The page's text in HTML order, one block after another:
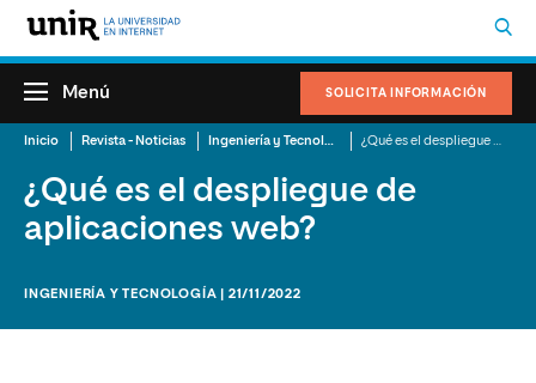
SOLICITA INFORMACIÓN
Menú
Inicio Revista - Noticias Ingeniería y Tecnología
¿Qué es el despliegue de
aplicaciones web?
INGENIERÍA Y TECNOLOGÍA | 21/11/2022